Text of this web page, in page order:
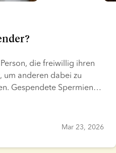
die freiwillig ihren
um anderen dabei zu
Gespendete Spermien
gleichgeschlechtlichen
genutzt, die sonst
bekommen könnten. Sie
einer
In diesem Artikel
Mar 23, 2026